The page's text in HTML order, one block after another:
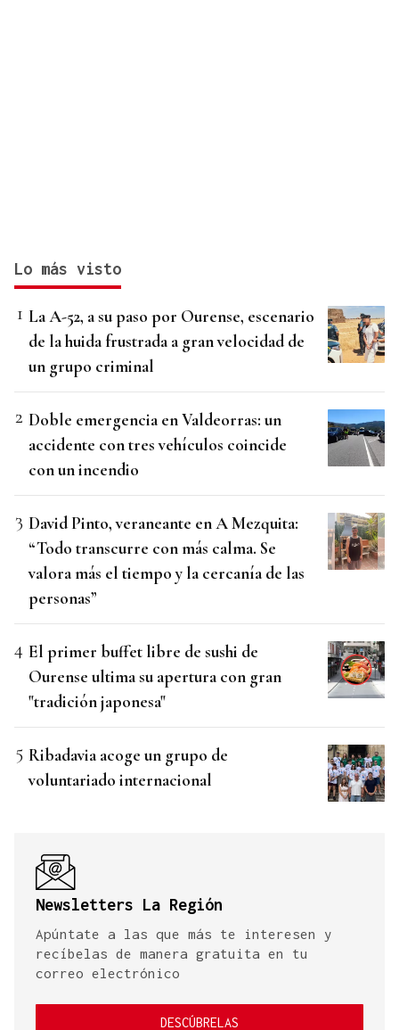
Lo más visto
La A-52, a su paso por Ourense, escenario
de la huida frustrada a gran velocidad de
un grupo criminal
Doble emergencia en Valdeorras: un
accidente con tres vehículos coincide
con un incendio
David Pinto, veraneante en A Mezquita:
“Todo transcurre con más calma. Se
valora más el tiempo y la cercanía de las
personas”
El primer buffet libre de sushi de
Ourense ultima su apertura con gran
"tradición japonesa"
Ribadavia acoge un grupo de
voluntariado internacional
Newsletters La Región
Apúntate a las que más te interesen y
recíbelas de manera gratuita en tu
correo electrónico
DESCÚBRELAS